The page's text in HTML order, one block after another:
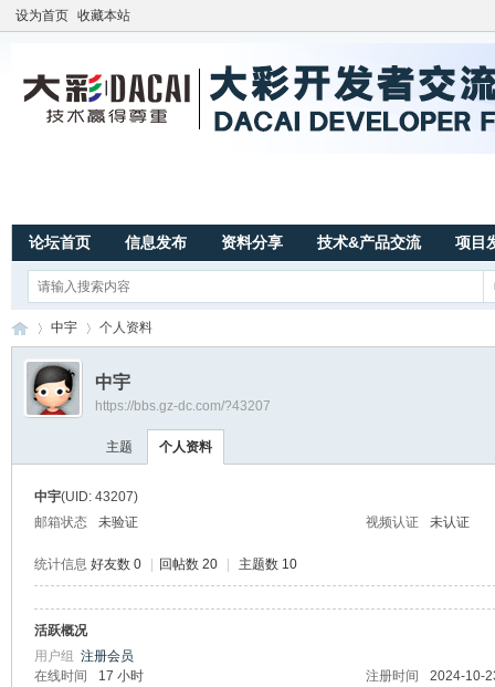
设为首页 收藏本站
论坛首页 信息发布 资料分享 技术&产品交流 项目
›
中宇
›
个人资料
中宇
https://bbs.gz-dc.com/?43207
主题 个人资料
中宇(UID: 43207)
邮箱状态
未验证 视频认证 未认证
统计信息 好友数 0 回帖数 20 主题数 10
活跃概况
用户组 注册会员
在线时间
17 小时 注册时间
2024-10-